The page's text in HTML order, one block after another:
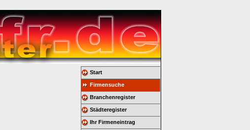
Start
Firmensuche
Branchenregister
Städteregister
Ihr Firmeneintrag